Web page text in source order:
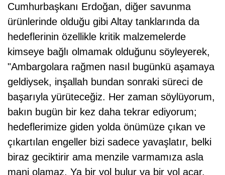
Cumhurbaşkanı Erdoğan, diğer savunma
ürünlerinde olduğu gibi Altay tanklarında da
hedeflerinin özellikle kritik malzemelerde
kimseye bağlı olmamak olduğunu söyleyerek,
"Ambargolara rağmen nasıl bugünkü aşamaya
geldiysek, inşallah bundan sonraki süreci de
başarıyla yürüteceğiz. Her zaman söylüyorum,
bakın bugün bir kez daha tekrar ediyorum;
hedeflerimize giden yolda önümüze çıkan ve
çıkartılan engeller bizi sadece yavaşlatır, belki
biraz geciktirir ama menzile varmamıza asla
mani olamaz. Ya bir yol bulur ya bir yol açar,